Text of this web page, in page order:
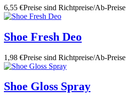
6,55 €Preise sind Richtpreise/Ab-Preise
Shoe Fresh Deo
1,98 €Preise sind Richtpreise/Ab-Preise
Shoe Gloss Spray